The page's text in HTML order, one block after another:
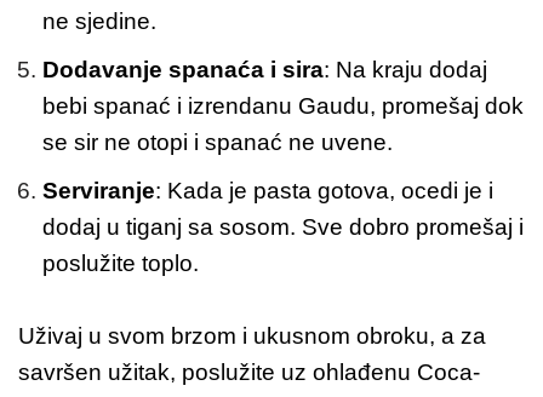
ne sjedine.
Dodavanje spanaća i sira: Na kraju dodaj
bebi spanać i izrendanu Gaudu, promešaj dok
se sir ne otopi i spanać ne uvene.
Serviranje: Kada je pasta gotova, ocedi je i
dodaj u tiganj sa sosom. Sve dobro promešaj i
poslužite toplo.
Uživaj u svom brzom i ukusnom obroku, a za
savršen užitak, poslužite uz ohlađenu Coca-